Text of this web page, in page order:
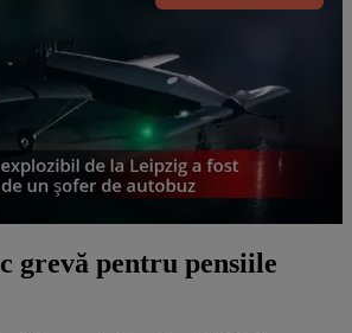
grevă pentru pensiile